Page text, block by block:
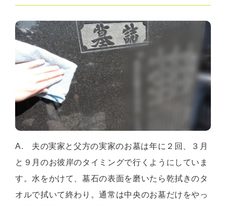
A. 夫の実家と父方の実家のお墓は年に２回、３月
と９月のお彼岸のタイミングで行くようにしていま
す。水をかけて、墓石の表面を磨いたら乾拭きのタ
オルで拭いて終わり。通常は中央のお墓だけをやっ